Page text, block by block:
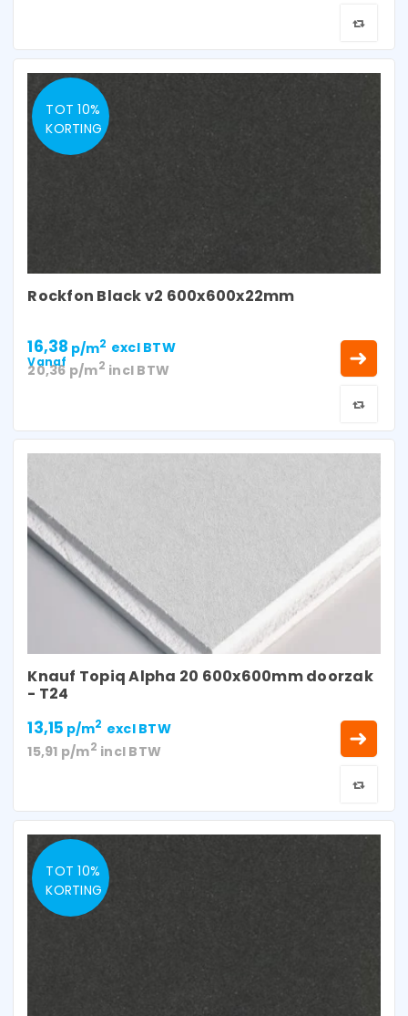
TOT 10%
KORTING
Rockfon Black v2 600x600x22mm
Vanaf
16,38 p/m2 excl BTW
20,36 p/m2 incl BTW
Knauf Topiq Alpha 20 600x600mm doorzak
- T24
13,15 p/m2 excl BTW
15,91 p/m2 incl BTW
TOT 10%
KORTING